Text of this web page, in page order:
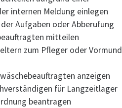
internen Meldung einlegen
Aufgaben oder Abberufung
mitteilen
zum Pfleger oder Vormund
anzeigen
für Langzeitlager
beantragen